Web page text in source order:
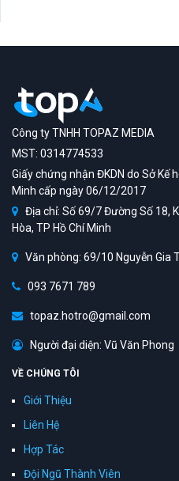
Công ty TNHH TOPAZ MEDIA
MST: 0314774533
Giấy chứng nhận ĐKDN do Sở Kế
Minh cấp ngày 06/12/2017
Địa chỉ: Số 69/7 Đường Số 18,
Hòa, TP Hồ Chí Minh
Văn phòng: 69/10 Nguyễn Gia
093 7671 789
topaz.hotro@gmail.com
Người đại diện: Vũ Văn Phong
VỀ CHÚNG TÔI
Giới Thiệu
Liên Hệ
Hợp Tác
Đội Ngũ Thành Viên